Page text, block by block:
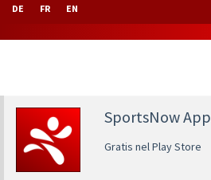
DE FR EN
SportsNow App
Gratis nel Play Store